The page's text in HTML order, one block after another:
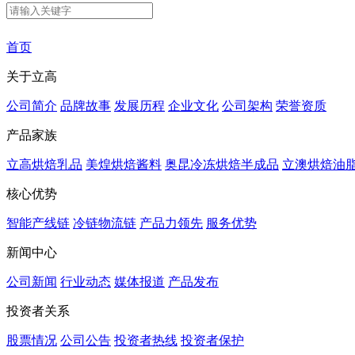
首页
关于立高
公司简介 品牌故事 发展历程 企业文化 公司架构 荣誉资质
产品家族
立高烘焙乳品 美煌烘焙酱料 奥昆冷冻烘焙半成品 立澳烘焙油
核心优势
智能产线链 冷链物流链 产品力领先 服务优势
新闻中心
公司新闻 行业动态 媒体报道 产品发布
投资者关系
股票情况 公司公告 投资者热线 投资者保护